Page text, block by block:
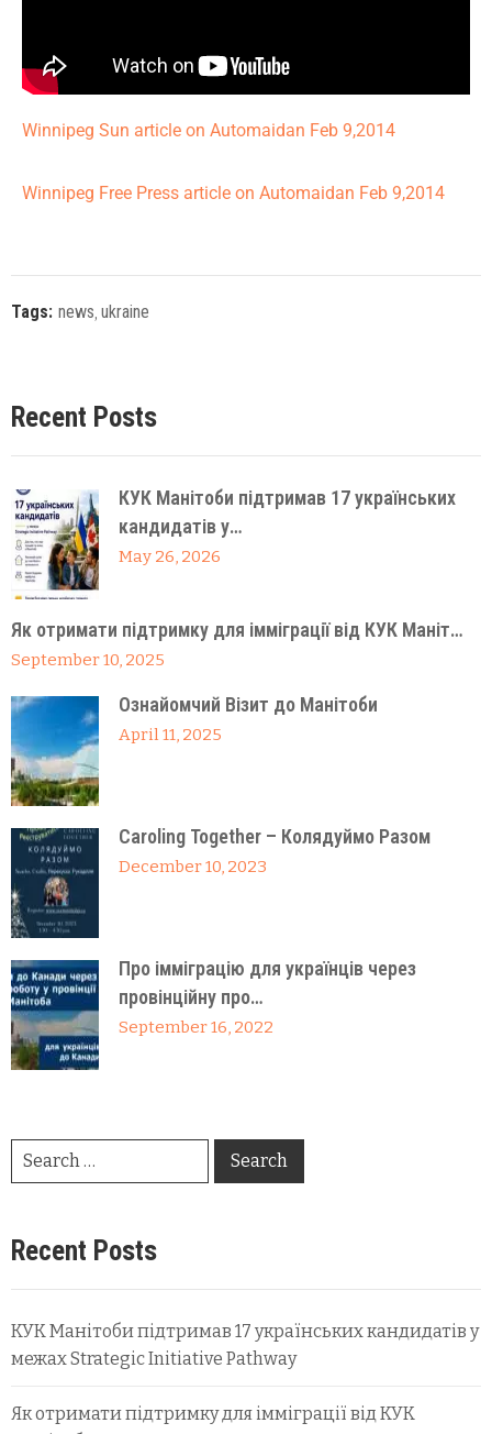
Winnipeg Sun article on Automaidan Feb 9,2014
Winnipeg Free Press article on Automaidan Feb 9,2014
Tags: news‚ ukraine
Recent Posts
КУК Манітоби підтримав 17 українських
кандидатів у…
May 26, 2026
Як отримати підтримку для імміграції від КУК Маніт…
September 10, 2025
Ознайомчий Візит до Манітоби
April 11, 2025
Caroling Together – Колядуймо Разом
December 10, 2023
Про імміграцію для українців через
провінційну про…
September 16, 2022
Recent Posts
КУК Манітоби підтримав 17 українських кандидатів у
межах Strategic Initiative Pathway
Як отримати підтримку для імміграції від КУК